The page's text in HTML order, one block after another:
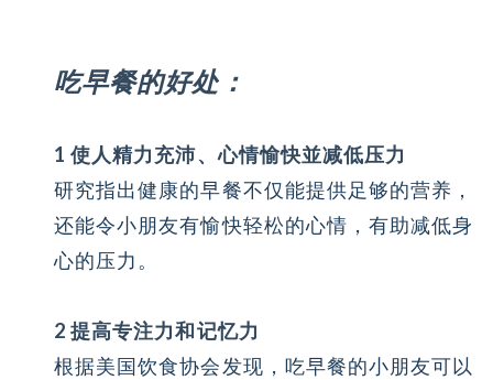
吃早餐的好处：
1 使人精力充沛、心情愉快並减低压力
研究指出健康的早餐不仅能提供足够的营养，
还能令小朋友有愉快轻松的心情，有助减低身
心的压力。
2 提高专注力和记忆力
根据美国饮食协会发现，吃早餐的小朋友可以